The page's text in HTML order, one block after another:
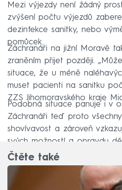
Mezi výjezdy není žádný
zvýšení počtu výjezdů
dezinfekce sanitky, nebo
pomůcek.
Záchranáři na jižní Moravě
zraněním přijet později.
situace, že u méně
muset pacienti na sanitku
ZZS Jihomoravského kraje
Podobná situace panuje i v
Záchranáři teď proto
shovívavost a zároveň
svých možností a opravdu
Čtěte také